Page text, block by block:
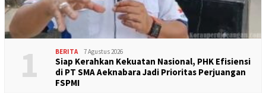
1 BERITA 7 Agustus 2026
Siap Kerahkan Kekuatan Nasional, PHK Efisiensi
di PT SMA Aeknabara Jadi Prioritas Perjuangan
FSPMI